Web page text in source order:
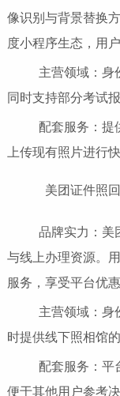
像识别与背景替换
度小程序生态，用
主营领域：身份
同时支持部分考试
配套服务：提供
上传现有照片进行
美团证件照
品牌实力：美团
与线上办理资源。
服务，享受平台优惠
主营领域：身份
时提供线下照相馆
配套服务：平台
便于其他用户参考决